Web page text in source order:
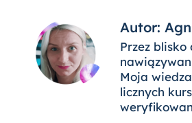
Autor:
Przez
Moja
licznych